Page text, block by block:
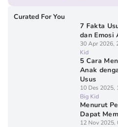
Curated For You
7 Fakta
dan Emosi
30 Apr 2026,
Kid
5 Cara
Anak
Usus
10 Des 2025,
Big Kid
Menurut
Dapat
12 Nov 2025,